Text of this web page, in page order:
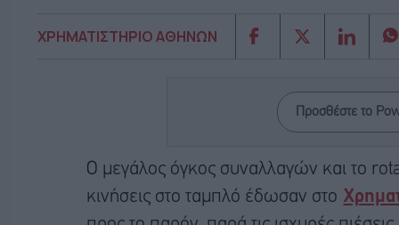
ΧΡΗΜΑΤΙΣΤΗΡΙΟ ΑΘΗΝΩΝ
Προσθέστε το
Ο μεγάλος όγκος συναλλαγών και το
κινήσεις στο ταμπλό έδωσαν στο